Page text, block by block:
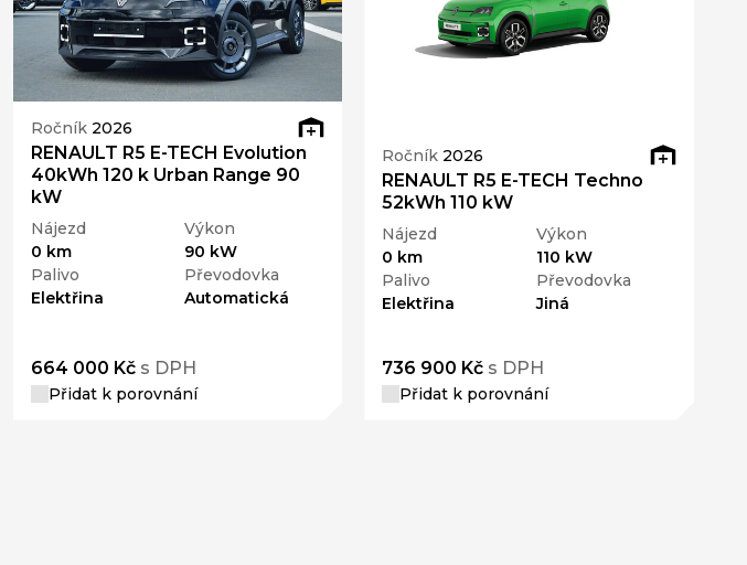
Ročník 2026
RENAULT R5 E-TECH Evolution
40kWh 120 k Urban Range 90
kW
Nájezd
0 km
Výkon
90 kW
Palivo
Elektřina
Převodovka
Automatická
664 000 Kčs DPH
Přidat k porovnání
Ročník 2026
RENAULT R5 E-TECH Techno
52kWh 110 kW
Nájezd
0 km
Výkon
110 kW
Palivo
Elektřina
Převodovka
Jiná
736 900 Kč s DPH
Přidat k porovnání